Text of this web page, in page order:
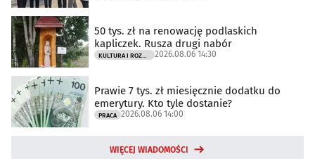
50 tys. zł na renowację podlaskich
kapliczek. Rusza drugi nabór
2026.08.06 14:30
Prawie 7 tys. zł miesięcznie dodatku do
emerytury. Kto tyle dostanie?
PRACA 2026.08.06 14:00
WIĘCEJ WIADOMOŚCI